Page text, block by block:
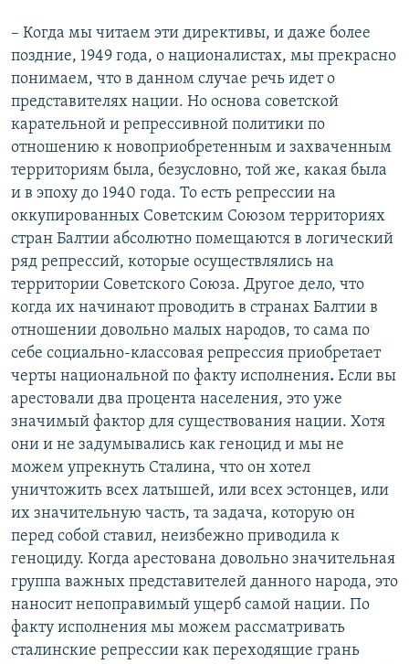
– Когда мы читаем эти директивы, и даже более
поздние, 1949 года, о националистах, мы прекрасно
понимаем, что в данном случае речь идет о
представителях нации. Но основа советской
карательной и репрессивной политики по
отношению к новоприобретенным и захваченным
территориям была, безусловно, той же, какая была
и в эпоху до 1940 года. То есть репрессии на
оккупированных Советским Союзом территориях
стран Балтии абсолютно помещаются в логический
ряд репрессий, которые осуществлялись на
территории Советского Союза. Другое дело, что
когда их начинают проводить в странах Балтии в
отношении довольно малых народов, то сама по
себе социально-классовая репрессия приобретает
черты национальной по факту исполнения. Если вы
арестовали два процента населения, это уже
значимый фактор для существования нации. Хотя
они и не задумывались как геноцид и мы не
можем упрекнуть Сталина, что он хотел
уничтожить всех латышей, или всех эстонцев, или
их значительную часть, та задача, которую он
перед собой ставил, неизбежно приводила к
геноциду. Когда арестована довольно значительная
группа важных представителей данного народа, это
наносит непоправимый ущерб самой нации. По
факту исполнения мы можем рассматривать
сталинские репрессии как переходящие грань